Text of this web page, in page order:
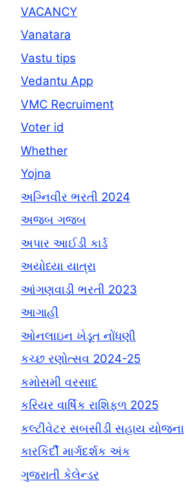
VACANCY
Vanatara
Vastu tips
Vedantu App
VMC Recruiment
Voter id
Whether
Yojna
અગ્નિવીર ભરતી 2024
અજબ ગજબ
અપાર આઈડી કાર્ડ
અયોધ્યા યાત્રા
આંગણવાડી ભરતી 2023
આગાહી
ઓનલાઇન ખેડૂત નોંધણી
કચ્છ રણોત્સવ 2024-25
કમોસમી વરસાદ
કરિયર વાર્ષિક રાશિફળ 2025
કલ્ટીવેટર સબસીડી સહાય યોજના
કારકિર્દી માર્ગદર્શક અંક
ગુજરાતી કેલેન્ડર